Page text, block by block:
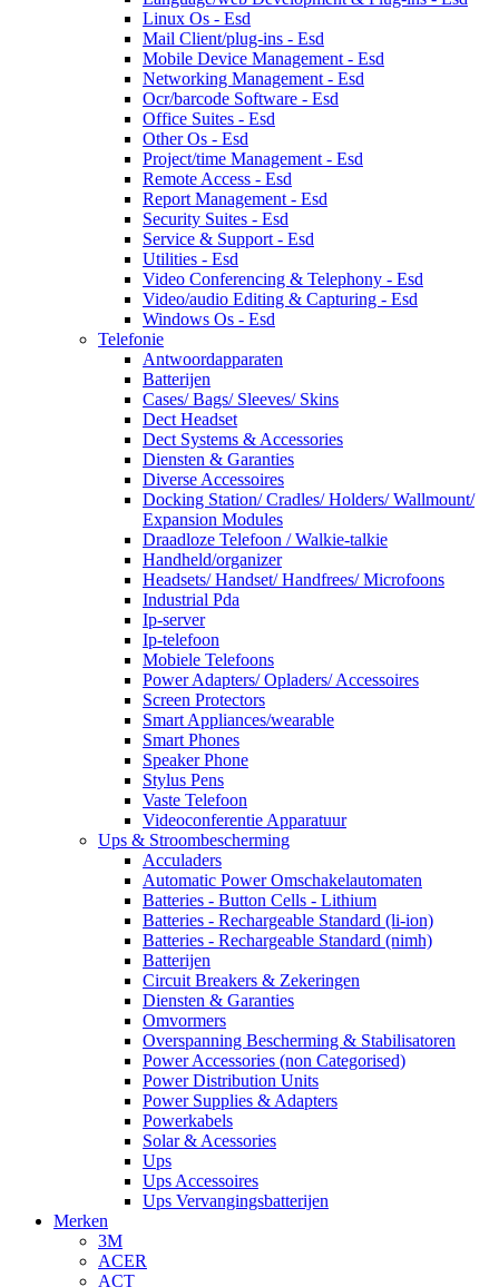
Linux Os - Esd
Mail Client/plug-ins - Esd
Mobile Device Management - Esd
Networking Management - Esd
Ocr/barcode Software - Esd
Office Suites - Esd
Other Os - Esd
Project/time Management - Esd
Remote Access - Esd
Report Management - Esd
Security Suites - Esd
Service & Support - Esd
Utilities - Esd
Video Conferencing & Telephony - Esd
Video/audio Editing & Capturing - Esd
Windows Os - Esd
Telefonie
Antwoordapparaten
Batterijen
Cases/ Bags/ Sleeves/ Skins
Dect Headset
Dect Systems & Accessories
Diensten & Garanties
Diverse Accessoires
Docking Station/ Cradles/ Holders/ Wallmount/
Expansion Modules
Draadloze Telefoon / Walkie-talkie
Handheld/organizer
Headsets/ Handset/ Handfrees/ Microfoons
Industrial Pda
Ip-server
Ip-telefoon
Mobiele Telefoons
Power Adapters/ Opladers/ Accessoires
Screen Protectors
Smart Appliances/wearable
Smart Phones
Speaker Phone
Stylus Pens
Vaste Telefoon
Videoconferentie Apparatuur
Ups & Stroombescherming
Acculaders
Automatic Power Omschakelautomaten
Batteries - Button Cells - Lithium
Batteries - Rechargeable Standard (li-ion)
Batteries - Rechargeable Standard (nimh)
Batterijen
Circuit Breakers & Zekeringen
Diensten & Garanties
Omvormers
Overspanning Bescherming & Stabilisatoren
Power Accessories (non Categorised)
Power Distribution Units
Power Supplies & Adapters
Powerkabels
Solar & Acessories
Ups
Ups Accessoires
Ups Vervangingsbatterijen
Merken
3M
ACER
ACT